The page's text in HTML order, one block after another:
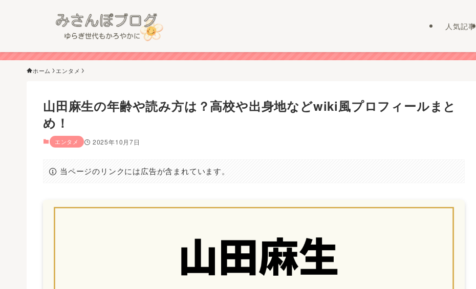
人気記事
ホーム エンタメ
山田麻生の年齢や読み方は？高校や出身地などwiki風プロフィールまと
め！
エンタメ 2025年10月7日
当ページのリンクには広告が含まれています。